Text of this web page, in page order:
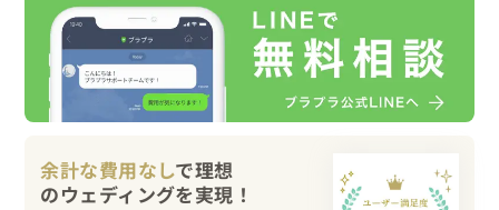
フラワーガールとリングボーイは、おふたりのお子様に
💍　元気いっぱいの登場に、会場は笑顔に包まれました🌟
ガーデン開催の場合は、誓いのキスの代わりにバルーンリ
リースを予定していましたが、雨のためバルーンは会場装
急遽、誓いのキスをすることとなり、少し恥ずかしそうな
新郎様でした。
余計な費用なしで理想